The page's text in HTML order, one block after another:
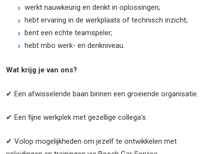
werkt nauwkeurig en denkt in oplossingen;
hebt ervaring in de werkplaats of technisch inzicht;
bent een echte teamspeler;
hebt mbo werk- en denkniveau.
Wat krijg je van ons?
✔ Een afwisselende baan binnen een groeiende organisatie.
✔ Een fijne werkplek met gezellige collega's.
✔ Volop mogelijkheden om jezelf te ontwikkelen met